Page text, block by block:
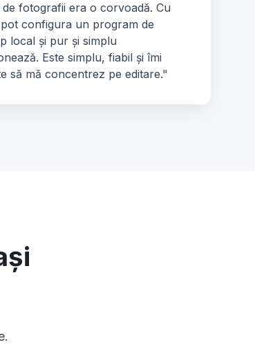
de fotografii era o corvoadă. Cu
configura un program de
local și pur și simplu
Este simplu, fiabil și îmi
să mă concentrez pe editare."